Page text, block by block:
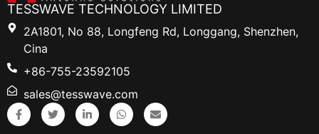
TESSWAVE TECHNOLOGY LIMITED
2A1801, No 88, Longfeng Rd, Longgang, Shenzhen,
Cina
+86-755-23592105
sales@tesswave.com